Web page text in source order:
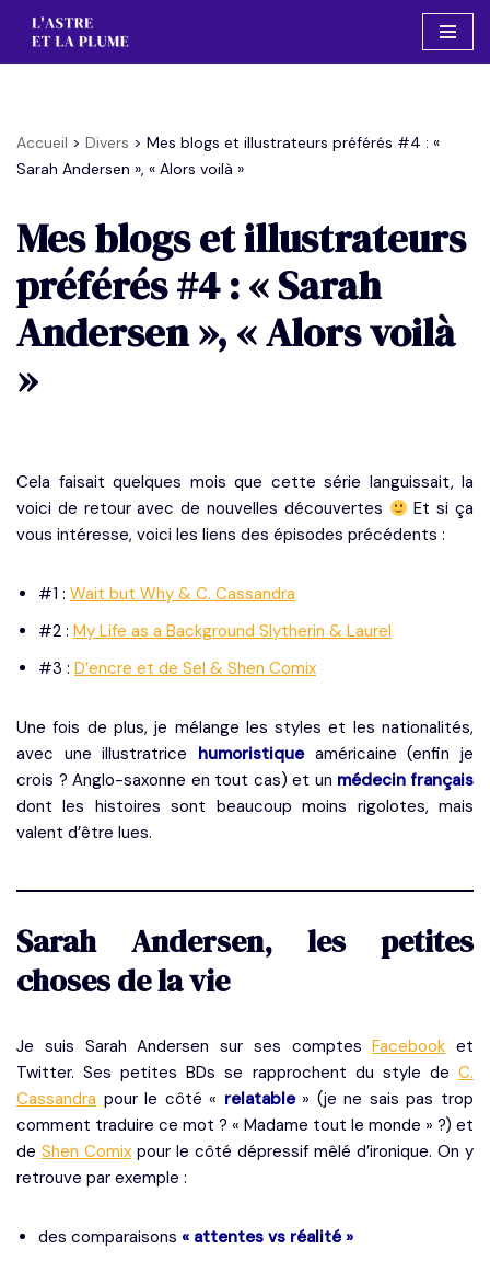
Aller
Accueil > Divers > Mes blogs et illustrateurs préférés #4 : «
Sarah Andersen », « Alors voilà »
Mes blogs et illustrateurs
préférés #4 : « Sarah
Andersen », « Alors voilà
»
Cela faisait quelques mois que cette série languissait, la
voici de retour avec de nouvelles découvertes
Et si ça
vous intéresse, voici les liens des épisodes précédents :
#1 : Wait but Why & C. Cassandra
#2 : My Life as a Background Slytherin & Laurel
#3 : D’encre et de Sel & Shen Comix
Une fois de plus, je mélange les styles et les nationalités,
avec une illustratrice humoristique américaine (enfin je
crois ? Anglo-saxonne en tout cas) et un médecin français
dont les histoires sont beaucoup moins rigolotes, mais
valent d’être lues.
Sarah Andersen, les petites
choses de la vie
Je suis Sarah Andersen sur ses comptesFacebook et
Twitter. Ses petites BDs se rapprochent du style de C.
Cassandra pour le côté « relatable» (je ne sais pas trop
comment traduire ce mot ? « Madame tout le monde » ?) et
de Shen Comix pour le côté dépressif mêlé d’ironique. On y
retrouve par exemple :
des comparaisons « attentes vs réalité »